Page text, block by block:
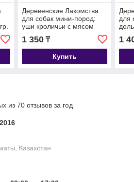
Деревенские Лакомства
для собак мини-пород:
уши кроличьи с мясом
ягнёнка, 55гр.
1 350₸
Купить
для
1
из 70 отзывов за год
Казахстан